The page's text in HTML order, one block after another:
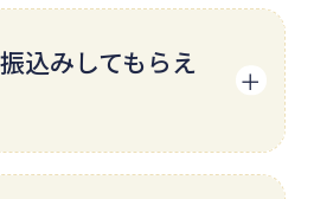
のクレジットカード
ます。 また、代理で
さいませ。
込みしてもらえ